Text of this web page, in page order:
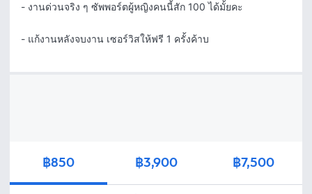
- งานด่วนจริง ๆ ซัพพอร์ตผู้หญิงคนนี้สัก 100 ได้มั้ยคะ
- แก้งานหลังจบงาน เซอร์วิสให้ฟรี 1 ครั้งค้าบ
฿850 ฿3,900 ฿7,500